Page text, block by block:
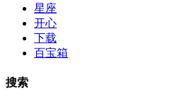
星座
开心
下载
百宝箱
搜索